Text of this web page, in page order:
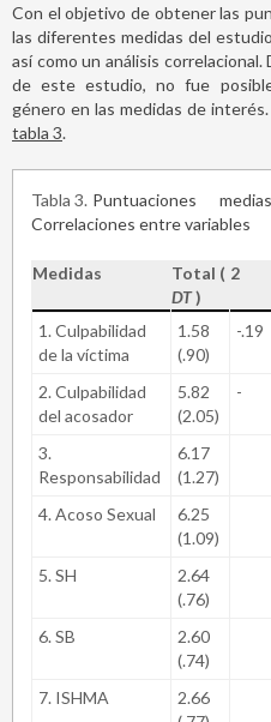
Con el objetivo de obtener las
las diferentes medidas del
así como un análisis
de este estudio, no fue
género en las medidas de
tabla 3.
Tabla 3 Puntuaciones
Correlaciones entre variables
Medidas
Total (
DT)
2
1. Culpabilidad
de la víctima
1.58
(.90)
-.19
2. Culpabilidad
del acosador
5.82
(2.05)
-
3.
Responsabilidad
6.17
(1.27)
4. Acoso Sexual
6.25
(1.09)
5. SH
2.64
(.76)
6. SB
2.60
(.74)
7. ISHMA
2.66